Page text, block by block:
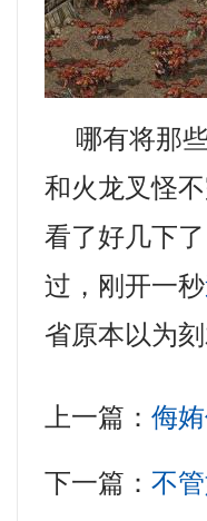
哪有将那些
和火龙叉怪
看了好几下
过，刚开一秒
省原本以为
上一篇：侮
下一篇：不